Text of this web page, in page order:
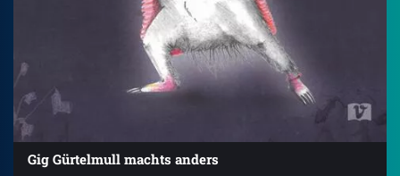
Gig Gürtelmull machts anders